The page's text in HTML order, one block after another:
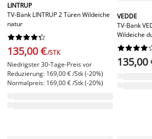
LINTRUP
TV-Bank LINTRUP 2 Türen Wildeiche
natur






135,00 €/STK
Niedrigster 30-Tage-Preis vor
Reduzierung: 169,00 € /Stk (-20%)
Normalpreis: 169,00 € /Stk (-20%)
VEDDE
TV-Bank
Wildeiche





135,00